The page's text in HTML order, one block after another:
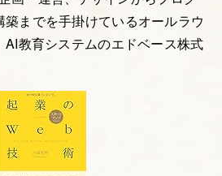
までを手掛けているオールラウ
AI教育システムのエドベース株式